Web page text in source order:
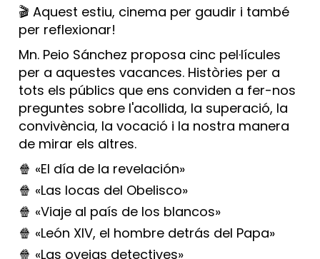
🎬 Aquest estiu, cinema per gaudir i també
per reflexionar!
Mn. Peio Sánchez proposa cinc pel·lícules
per a aquestes vacances. Històries per a
tots els públics que ens conviden a fer-nos
preguntes sobre l'acollida, la superació, la
convivència, la vocació i la nostra manera
de mirar els altres.
🍿 «El día de la revelación»
🍿 «Las locas del Obelisco»
🍿 «Viaje al país de los blancos»
🍿 «León XIV, el hombre detrás del Papa»
🍿 «Las ovejas detectives»